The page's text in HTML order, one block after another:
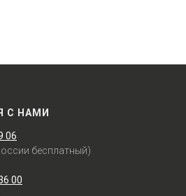
С НАМИ
06
бесплатный)
00